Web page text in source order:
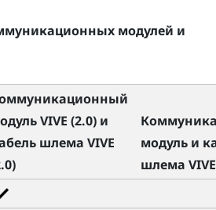
модулей и
VIVE (2.0) и
шлема VIVE
модуль и
шлема